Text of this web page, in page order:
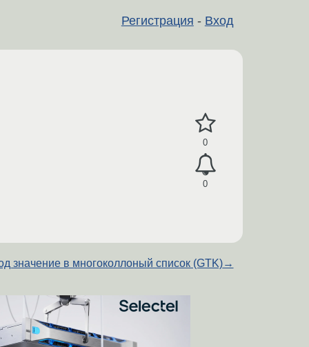
Регистрация - Вход
0
0
значение в многоколлоный список (GTK)→